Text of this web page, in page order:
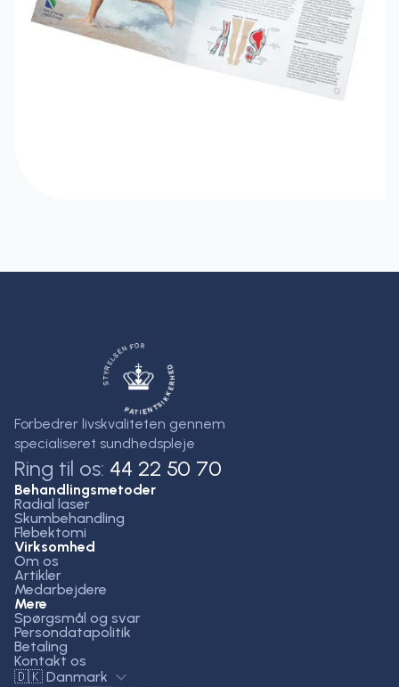
Forbedrer livskvaliteten gennem
specialiseret sundhedspleje
Ring til os: 44 22 50 70
Behandlingsmetoder
Radial laser
Skumbehandling
Flebektomi
Virksomhed
Om os
Artikler
Medarbejdere
Mere
Spørgsmål og svar
Persondatapolitik
Betaling
Kontakt os
🇩🇰 Danmark